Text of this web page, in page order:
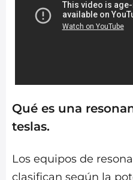
Qué es una
teslas.
Los equipos de
clasifican según la